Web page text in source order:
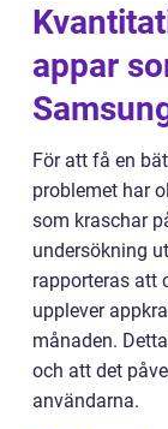
appar
För att få en
problemet har
som kraschar
undersökning
rapporteras att
upplever
månaden.
och att det
användarna.